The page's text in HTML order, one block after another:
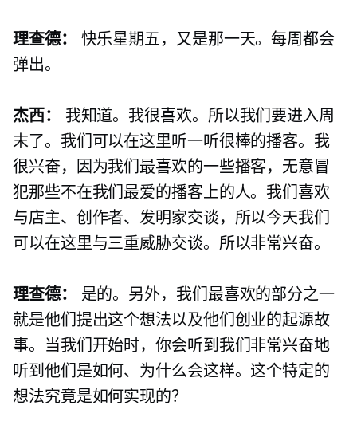
理查德：
快乐星期五，又是那一天。每周都会
弹出。
杰西：
我知道。我很喜欢。所以我们要进入周
末了。我们可以在这里听一听很棒的播客。我
很兴奋，因为我们最喜​​欢的一些播客，无意冒
犯那些不在我们最爱的播客上的人。我们喜欢
与店主、创作者、发明家交谈，所以今天我们
可以在这里与三重威胁交谈。所以非常兴奋。
理查德：
是的。另外，我们最喜欢的部分之一
就是他们提出这个想法以及他们创业的起源故
事。当我们开始时，你会听到我们非常兴奋地
听到他们是如何、为什么会这样。这个特定的
想法究竟是如何实现的？